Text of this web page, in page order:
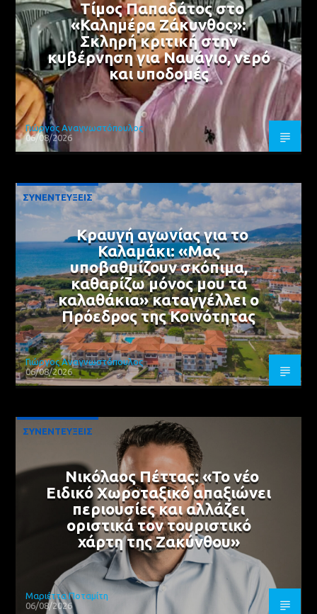
Τίμος Παπαδάτος στο
«Καλημέρα Ζάκυνθος»:
Σκληρή κριτική στην
κυβέρνηση για Ναυάγιο, νερό
και υποδομές
Γιώργος Αναγνωστόπουλος
06/08/2026
ΣΥΝΕΝΤΕΥΞΕΙΣ
Κραυγή αγωνίας για το
Καλαμάκι: «Μας
υποβαθμίζουν σκόπιμα,
καθαρίζω μόνος μου τα
καλαθάκια» καταγγέλλει ο
Πρόεδρος της Κοινότητας
Γιώργος Αναγνωστόπουλος
06/08/2026
ΣΥΝΕΝΤΕΥΞΕΙΣ
Νικόλαος Πέττας: «Το νέο
Ειδικό Χωροταξικό απαξιώνει
περιουσίες και αλλάζει
οριστικά τον τουριστικό
χάρτη της Ζακύνθου»
Μαριέττα Ποταμίτη
06/08/2026